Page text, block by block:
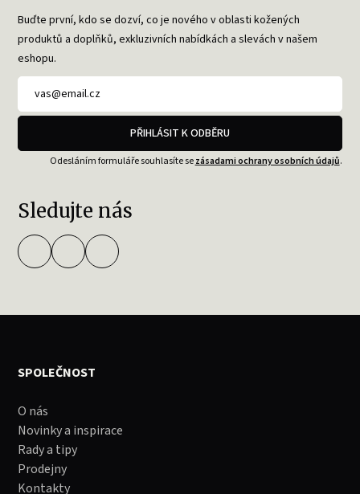
Buďte první, kdo se dozví, co je nového v oblasti kožených
produktů a doplňků, exkluzivních nabídkách a slevách v našem
eshopu.
PŘIHLÁSIT K ODBĚRU
Odesláním formuláře souhlasíte sezásadami ochrany osobních údajů.
Sledujte nás
SPOLEČNOST
O nás
Novinky a inspirace
Rady a tipy
Prodejny
Kontakty